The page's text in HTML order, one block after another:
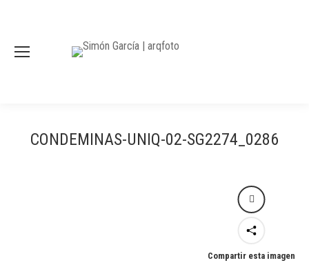
CONDEMINAS-UNIQ-02-SG2274_0286
Compartir esta imagen